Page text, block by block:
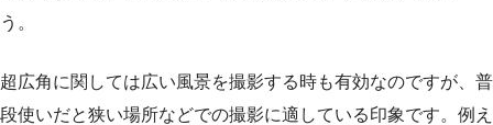
う。
超広角に関しては広い風景を撮影する時も有効なのですが、普
段使いだと狭い場所などでの撮影に適している印象です。例え